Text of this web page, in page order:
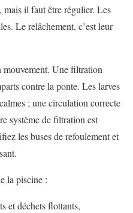
mais il faut être régulier. Les
Le relâchement, c’est leur
mouvement. Une filtration
contre la ponte. Les larves
; une circulation correcte
système de filtration est
les buses de refoulement et
la piscine :
et déchets flottants,